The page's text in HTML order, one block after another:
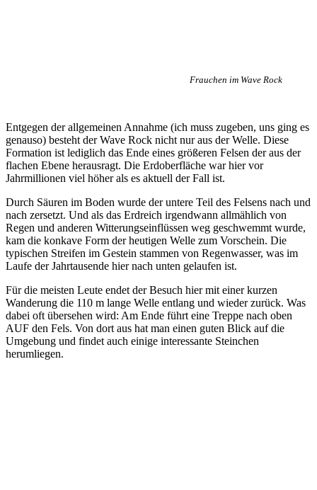
Frauchen im Wave Rock
Entgegen der allgemeinen Annahme (ich muss zugeben, uns ging es
genauso) besteht der Wave Rock nicht nur aus der Welle. Diese
Formation ist lediglich das Ende eines größeren Felsen der aus der
flachen Ebene herausragt. Die Erdoberfläche war hier vor
Jahrmillionen viel höher als es aktuell der Fall ist.
Durch Säuren im Boden wurde der untere Teil des Felsens nach und
nach zersetzt. Und als das Erdreich irgendwann allmählich von
Regen und anderen Witterungseinflüssen weg geschwemmt wurde,
kam die konkave Form der heutigen Welle zum Vorschein. Die
typischen Streifen im Gestein stammen von Regenwasser, was im
Laufe der Jahrtausende hier nach unten gelaufen ist.
Für die meisten Leute endet der Besuch hier mit einer kurzen
Wanderung die 110 m lange Welle entlang und wieder zurück. Was
dabei oft übersehen wird: Am Ende führt eine Treppe nach oben
AUF den Fels. Von dort aus hat man einen guten Blick auf die
Umgebung und findet auch einige interessante Steinchen
herumliegen.